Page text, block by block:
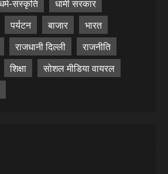
संस्कृति
धामी सरकार
पर्यटन बाजार
भारत
राजधानी दिल्ली
राजनीति
शिक्षा
सोशल मीडिया वायरल